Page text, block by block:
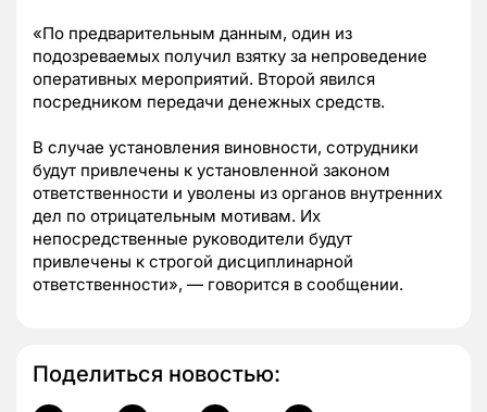
«По предварительным данным, один из
подозреваемых получил взятку за непроведение
оперативных мероприятий. Второй явился
посредником передачи денежных средств.
В случае установления виновности, сотрудники
будут привлечены к установленной законом
ответственности и уволены из органов внутренних
дел по отрицательным мотивам. Их
непосредственные руководители будут
привлечены к строгой дисциплинарной
ответственности», — говорится в сообщении.
Поделиться новостью: